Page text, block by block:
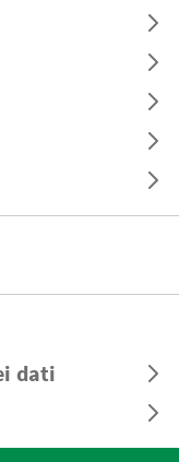
dati